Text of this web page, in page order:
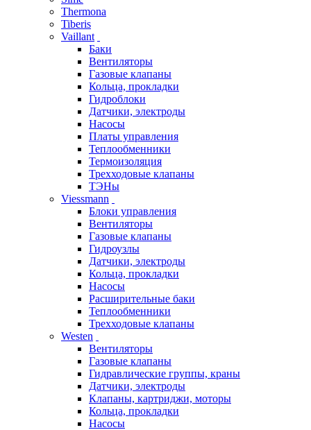
Thermona
Tiberis
Vaillant
Баки
Вентиляторы
Газовые клапаны
Кольца, прокладки
Гидроблоки
Датчики, электроды
Насосы
Платы управления
Теплообменники
Термоизоляция
Трехходовые клапаны
ТЭНы
Viessmann
Блоки управления
Вентиляторы
Газовые клапаны
Гидроузлы
Датчики, электроды
Кольца, прокладки
Насосы
Расширительные баки
Теплообменники
Трехходовые клапаны
Westen
Вентиляторы
Газовые клапаны
Гидравлические группы, краны
Датчики, электроды
Клапаны, картриджи, моторы
Кольца, прокладки
Насосы